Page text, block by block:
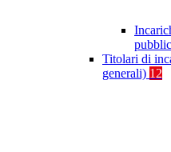
Titolari di
generali) 12